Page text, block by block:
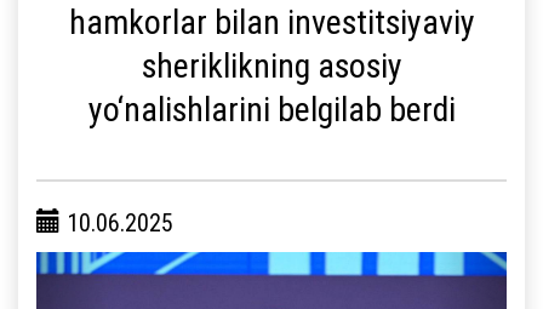
hamkorlar bilan investitsiyaviy
sheriklikning asosiy
yo‘nalishlarini belgilab berdi
10.06.2025